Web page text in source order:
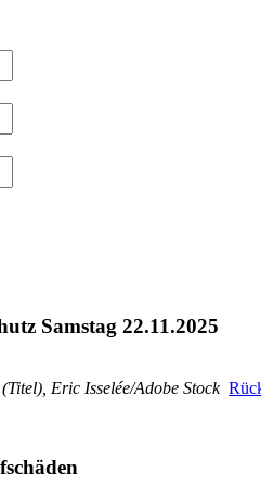
Samstag 22.11.2025
Eric Isselée/Adobe Stock